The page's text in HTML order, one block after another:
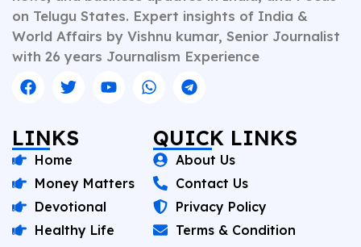
on Telugu States. Expert insights of India &
World Affairs by Vishnu kumar, Senior Journalist
with 26 years Journalism Experience
LINKS
Home
Money Matters
Devotional
Healthy Life
QUICK LINKS
About Us
Contact Us
Privacy Policy
Terms & Condition